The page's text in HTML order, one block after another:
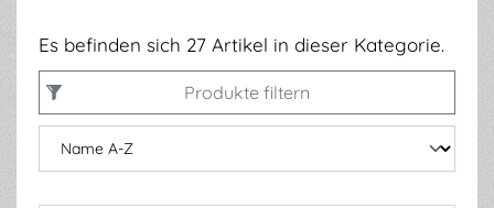
Es befinden sich 27 Artikel in dieser Kategorie.
Produkte filtern